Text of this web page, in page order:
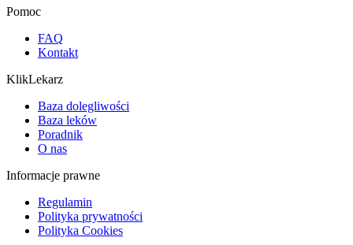
Pomoc
FAQ
Kontakt
KlikLekarz
Baza dolegliwości
Baza leków
Poradnik
O nas
Informacje prawne
Regulamin
Polityka prywatności
Polityka Cookies